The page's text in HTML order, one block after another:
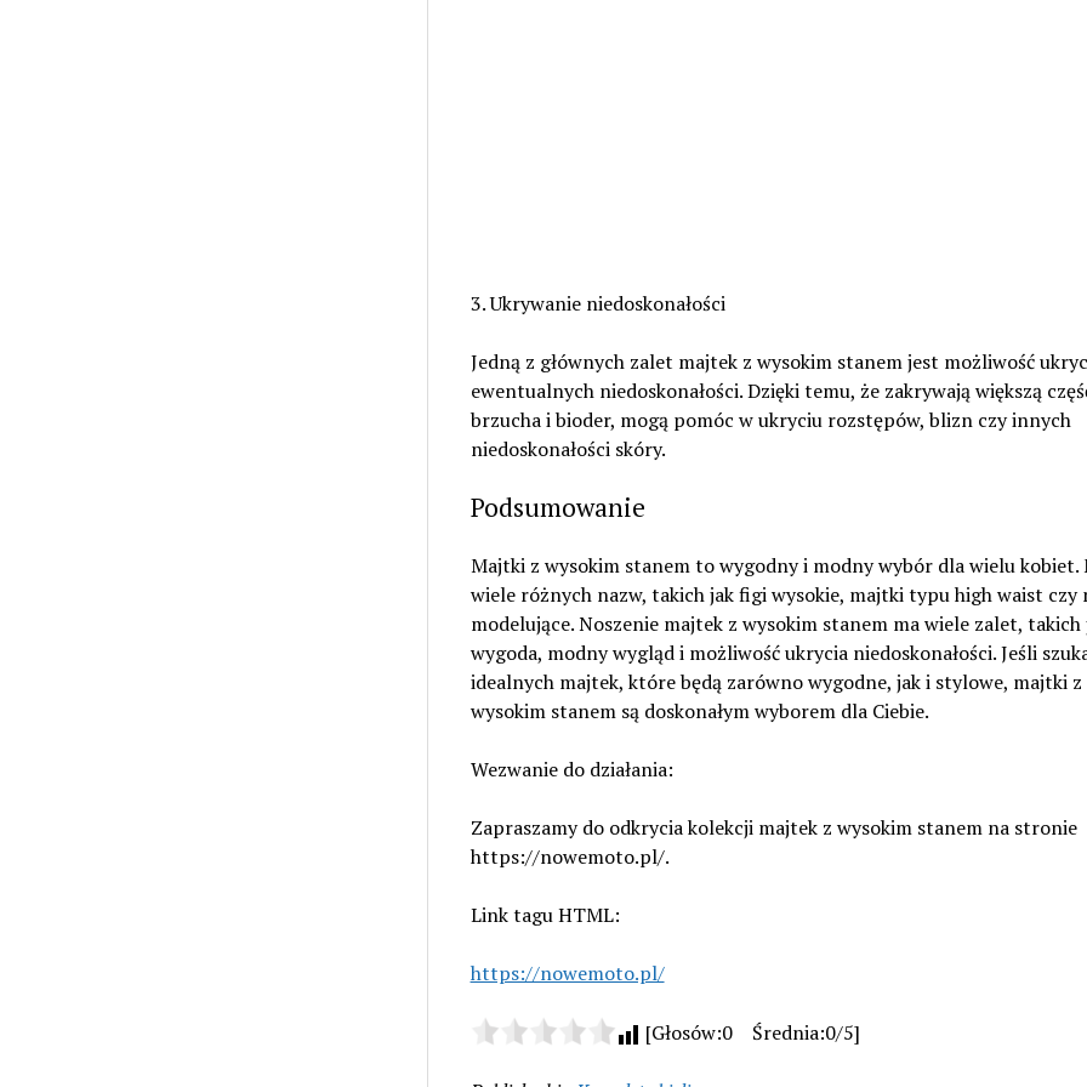
3. Ukrywanie niedoskonałości
Jedną z głównych zalet majtek z wysokim stanem jest możliwość
ewentualnych niedoskonałości. Dzięki temu, że zakrywają większą
brzucha i bioder, mogą pomóc w ukryciu rozstępów, blizn czy innych
niedoskonałości skóry.
Podsumowanie
Majtki z wysokim stanem to wygodny i modny wybór dla wielu kobiet.
wiele różnych nazw, takich jak figi wysokie, majtki typu high waist czy
modelujące. Noszenie majtek z wysokim stanem ma wiele zalet, takich
wygoda, modny wygląd i możliwość ukrycia niedoskonałości. Jeśli
idealnych majtek, które będą zarówno wygodne, jak i stylowe, majtki z
wysokim stanem są doskonałym wyborem dla Ciebie.
Wezwanie do działania:
Zapraszamy do odkrycia kolekcji majtek z wysokim stanem na stronie
https://nowemoto.pl/.
Link tagu HTML:
https://nowemoto.pl/
[Głosów:0 Średnia:0/5]